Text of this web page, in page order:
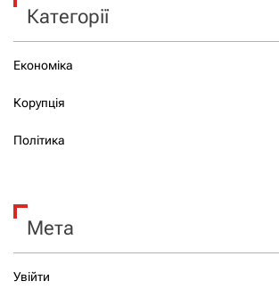
Категорії
Економіка
Корупція
Політика
Мета
Увійти